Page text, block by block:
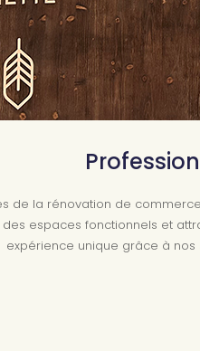
de la rénovation de
espaces fonctionnels et
expérience unique grâce à nos